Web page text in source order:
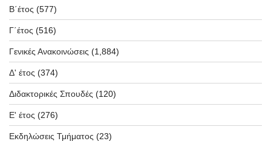
Β΄έτος (577)
Γ΄έτος (516)
Γενικές Ανακοινώσεις (1,884)
Δ' έτος (374)
Διδακτορικές Σπουδές (120)
Ε' έτος (276)
Εκδηλώσεις Τμήματος (23)